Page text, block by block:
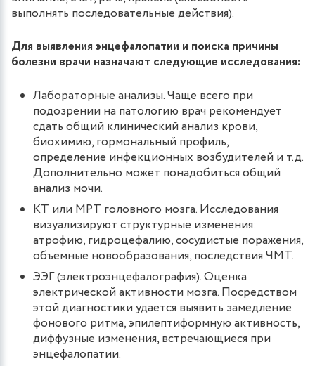
выполнять последовательные действия).
Для выявления энцефалопатии и поиска причины
болезни врачи назначают следующие исследования:
Лабораторные анализы. Чаще всего при
подозрении на патологию врач рекомендует
сдать общий клинический анализ крови,
биохимию, гормональный профиль,
определение инфекционных возбудителей и т.д.
Дополнительно может понадобиться общий
анализ мочи.
КТ или МРТ головного мозга. Исследования
визуализируют структурные изменения:
атрофию, гидроцефалию, сосудистые поражения,
объемные новообразования, последствия ЧМТ.
ЭЭГ (электроэнцефалография). Оценка
электрической активности мозга. Посредством
этой диагностики удается выявить замедление
фонового ритма, эпилептиформную активность,
диффузные изменения, встречающиеся при
энцефалопатии.